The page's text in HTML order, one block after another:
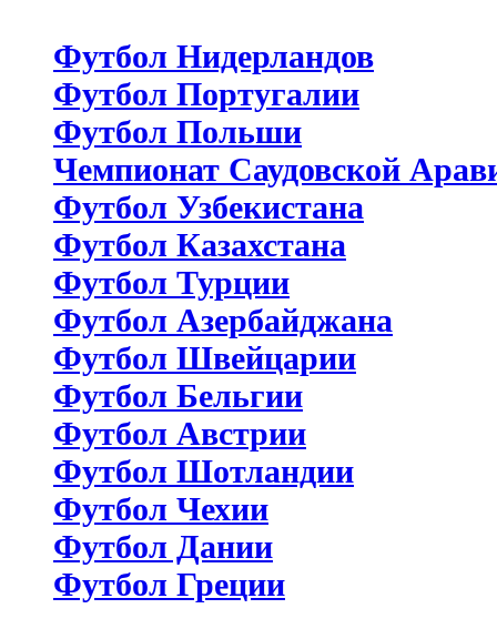
Футбол Нидерландов
Футбол Португалии
Футбол Польши
Чемпионат Саудовской
Футбол Узбекистана
Футбол Казахстана
Футбол Турции
Футбол Азербайджана
Футбол Швейцарии
Футбол Бельгии
Футбол Австрии
Футбол Шотландии
Футбол Чехии
Футбол Дании
Футбол Греции